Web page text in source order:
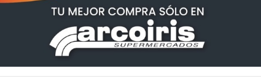
que permitirá asesorías jurídicas gratuitas
ARROYO SECO